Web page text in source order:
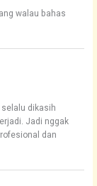
walau bahas
dikasih
Jadi nggak
dan